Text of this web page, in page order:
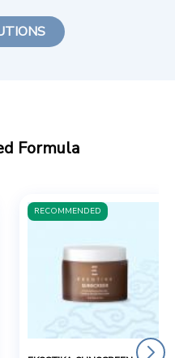
Formula
RECOMMENDED